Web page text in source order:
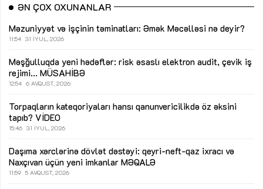
ƏN ÇOX OXUNANLAR
Məzuniyyət və işçinin təminatları: Əmək Məcəlləsi nə deyir?
11:54 31 İYUL, 2026
Məşğulluqda yeni hədəflər: risk əsaslı elektron audit, çevik iş
rejimi... MÜSAHİBƏ
12:54 6 AVQUST, 2026
Torpaqların kateqoriyaları hansı qanunvericilikdə öz əksini
tapıb? VİDEO
15:46 31 İYUL, 2026
Daşıma xərclərinə dövlət dəstəyi: qeyri-neft-qaz ixracı və
Naxçıvan üçün yeni imkanlar MƏQALƏ
11:59 5 AVQUST, 2026